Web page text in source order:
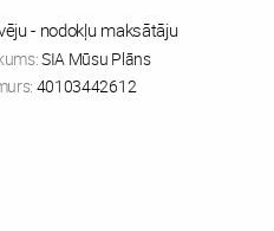
- nodokļu maksātāju
SIA Mūsu Plāns
40103442612